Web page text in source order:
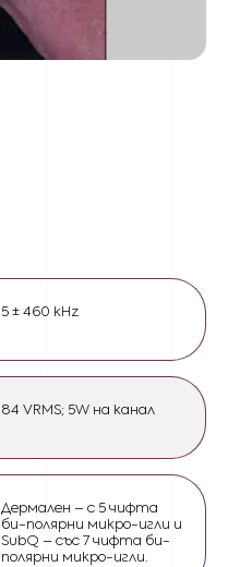
5 ± 460 kHz
84 VRMS; 5W на канал
Дермален – с 5 чифта
би-полярни микро-игли и
SubQ – със 7 чифта би-
полярни микро-игли.